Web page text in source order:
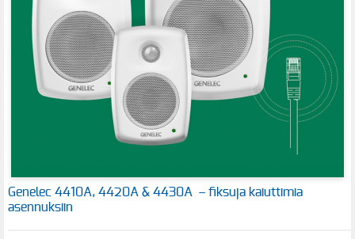
Genelec 4410A, 4420A & 4430A – fiksuja kaiuttimia
asennuksiin